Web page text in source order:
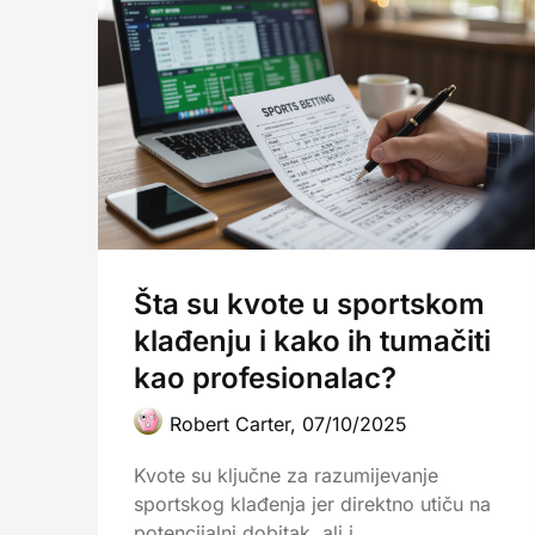
Šta su kvote u sportskom
klađenju i kako ih tumačiti
kao profesionalac?
Robert Carter, 07/10/2025
Kvote su ključne za razumijevanje
sportskog klađenja jer direktno utiču na